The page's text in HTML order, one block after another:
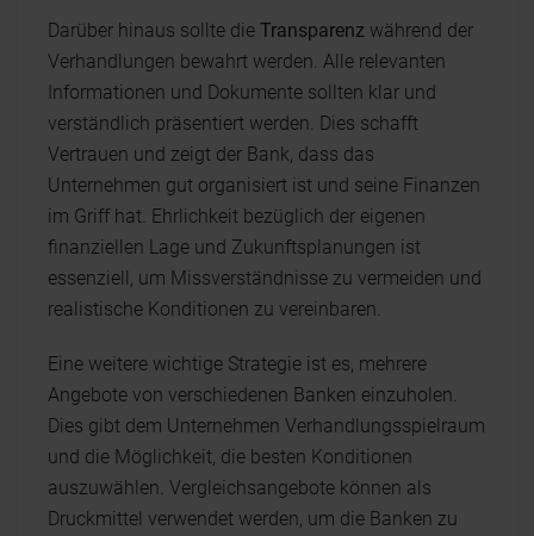
Darüber hinaus sollte die Transparenz während der
Verhandlungen bewahrt werden. Alle relevanten
Informationen und Dokumente sollten klar und
verständlich präsentiert werden. Dies schafft
Vertrauen und zeigt der Bank, dass das
Unternehmen gut organisiert ist und seine Finanzen
im Griff hat. Ehrlichkeit bezüglich der eigenen
finanziellen Lage und Zukunftsplanungen ist
essenziell, um Missverständnisse zu vermeiden und
realistische Konditionen zu vereinbaren.
Eine weitere wichtige Strategie ist es, mehrere
Angebote von verschiedenen Banken einzuholen.
Dies gibt dem Unternehmen Verhandlungsspielraum
und die Möglichkeit, die besten Konditionen
auszuwählen. Vergleichsangebote können als
Druckmittel verwendet werden, um die Banken zu